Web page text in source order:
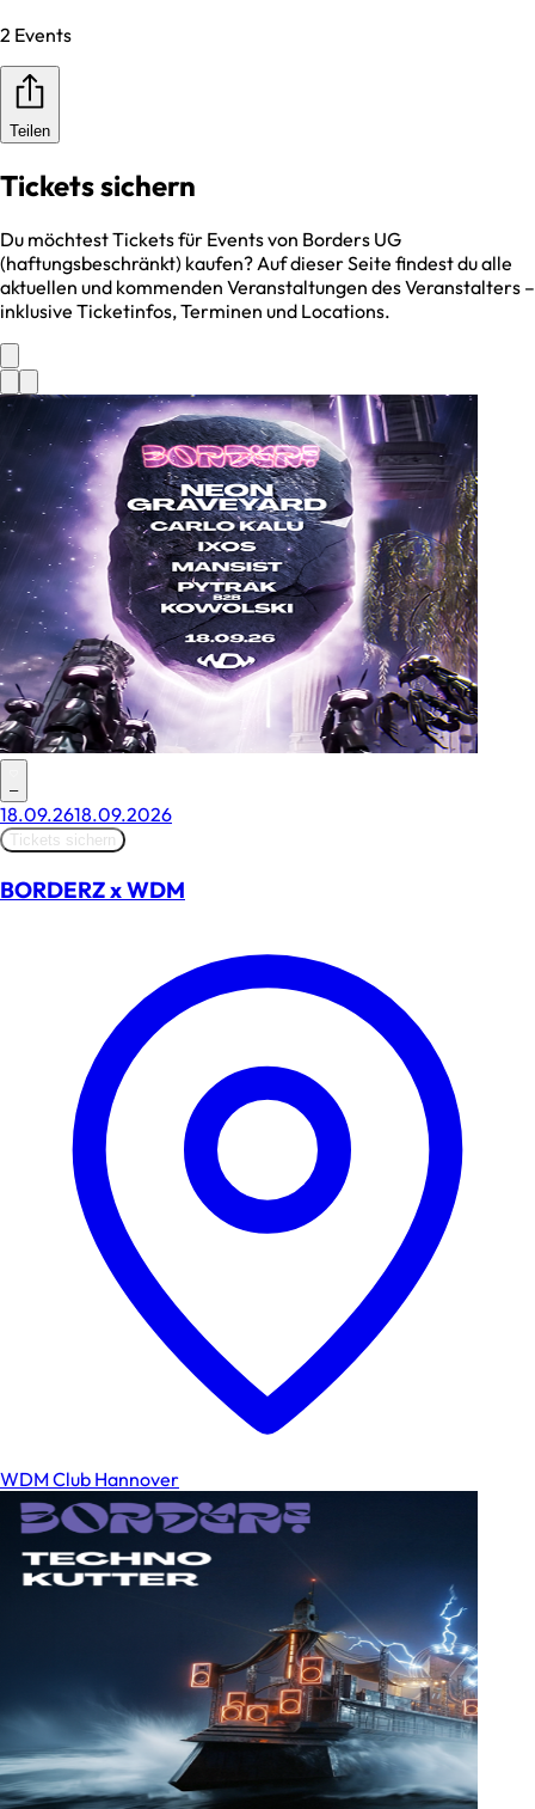
2 Events
Teilen
Tickets sichern
Du möchtest Tickets für Events von Borders UG
(haftungsbeschränkt) kaufen? Auf dieser Seite findest du alle
aktuellen und kommenden Veranstaltungen des Veranstalters –
inklusive Ticketinfos, Terminen und Locations.
–
18.09.2618.09.2026
Tickets sichern
BORDERZ x WDM
WDM Club Hannover